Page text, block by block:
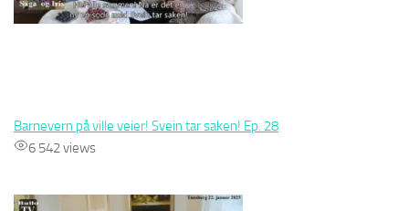
Barnevern på ville veier! Svein tar saken! Ep. 28
6 542 views